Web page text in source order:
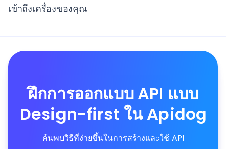
เข้าถึงเครื่องของคุณ
ฝึกการออกแบบ API แบบ
Design-first ใน Apidog
ค้นพบวิธีที่ง่ายขึ้นในการสร้างและใช้ API